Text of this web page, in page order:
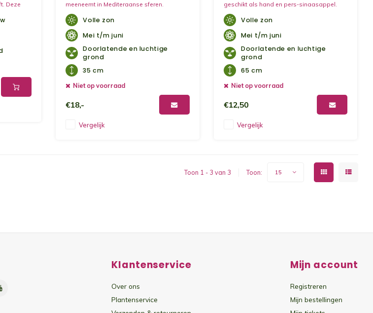
Deze
van
die ook
meeneemt in Mediteraanse sferen.
Volle zon
Mei t/m juni
Doorlatende en luchtige
grond
35 cm
Niet op voorraad
€18,-
Vergelijk
geschikt als hand en pers-sinaasappel.
Volle zon
Mei t/m juni
Doorlatende en luchtige
grond
65 cm
Niet op voorraad
€12,50
Vergelijk
Toon 1 - 3 van 3 Toon: 15
Klantenservice
Over ons
Plantenservice
Mijn account
Registreren
Mijn bestellingen